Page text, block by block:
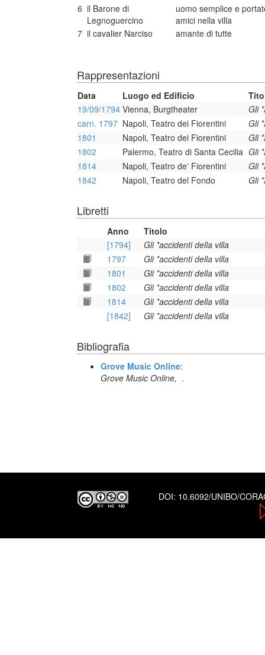
6 il Barone di
Legnoguercino
uomo semplice e
amici nella villa
7 il cavalier Narciso amante di tutte
Rappresentazioni
Data Luogo ed Edificio
19/09/1794 Vienna, Burgtheater
Gli
carn. 1797 Napoli, Teatro dei Fiorentini
Gli
1801
Napoli, Teatro dei Fiorentini
Gli
1802
Palermo, Teatro di Santa Cecilia Gli
1814
Napoli, Teatro de' Fiorentini
Gli
1842
Napoli, Teatro del Fondo Gli
Libretti
Anno
Titolo
[1794]
Gli *accidenti della villa
1797
Gli *accidenti della villa
1801
Gli *accidenti della villa
1802
Gli *accidenti della villa
1814
Gli *accidenti della villa
[1842]
Gli *accidenti della villa
Bibliografia
Grove Music Online:
Grove Music Online, .
DOI: 10.6092/UNIBO/